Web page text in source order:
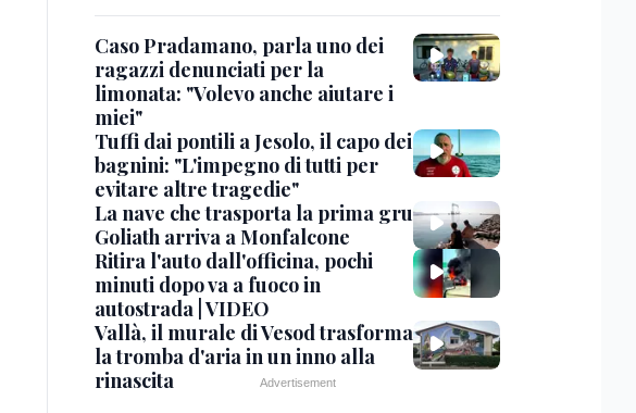
Caso Pradamano, parla uno dei
ragazzi denunciati per la
limonata: "Volevo anche aiutare i
miei"
Tuffi dai pontili a Jesolo, il capo dei
bagnini: "L'impegno di tutti per
evitare altre tragedie"
La nave che trasporta la prima gru
Goliath arriva a Monfalcone
Ritira l'auto dall'officina, pochi
minuti dopo va a fuoco in
autostrada | VIDEO
Vallà, il murale di Vesod trasforma
la tromba d'aria in un inno alla
rinascita